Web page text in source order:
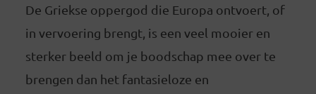
De Griekse oppergod die Europa ontvoert, of
in vervoering brengt, is een veel mooier en
sterker beeld om je boodschap mee over te
brengen dan het fantasieloze en